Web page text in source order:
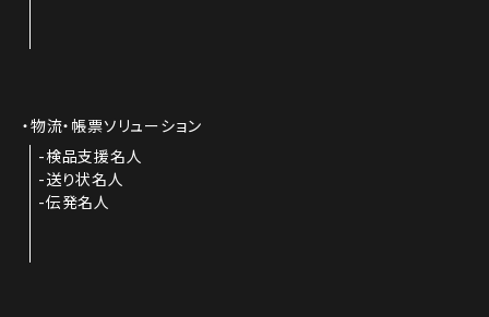
物流・帳票ソリューション
検品支援名人
送り状名人
伝発名人